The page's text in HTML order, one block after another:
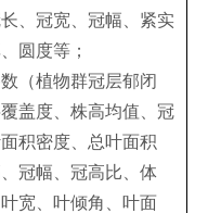
、冠宽、冠幅、紧实
圆度等；
（植物群冠层郁闭
盖度、株高均值、冠
积密度、总叶面积
冠幅、冠高比、体
宽、叶倾角、叶面